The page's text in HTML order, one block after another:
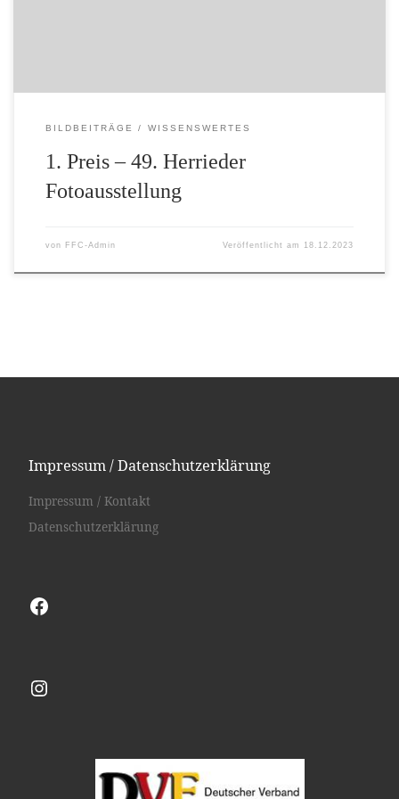
BILDBEITRÄGE WISSENSWERTES
1. Preis – 49. Herrieder
Fotoausstellung
von FFC-Admin Veröffentlicht am 18.12.2023
Impressum / Datenschutzerklärung
Impressum / Kontakt
Datenschutzerklärung
Facebook
Instagram